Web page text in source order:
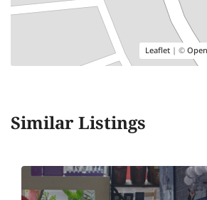
Leaflet | ©
Similar Listings